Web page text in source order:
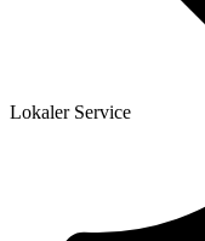
Lokaler Service